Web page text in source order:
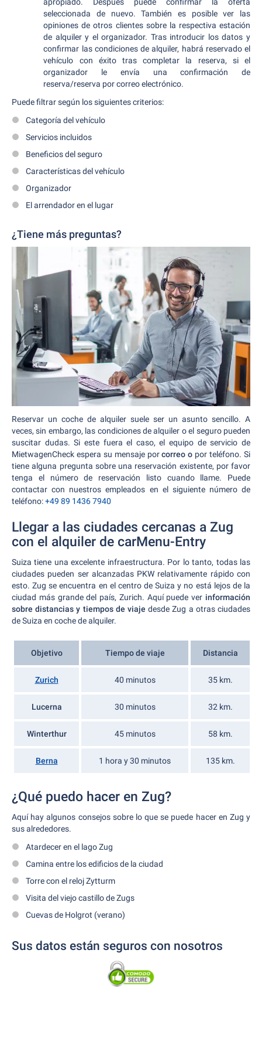
seleccionada de nuevo. También es posible ver las
opiniones de otros clientes sobre la respectiva estación
de alquiler y el organizador. Tras introducir los datos y
confirmar las condiciones de alquiler, habrá reservado el
vehículo con éxito tras completar la reserva, si el
organizador le envía una confirmación de
reserva/reserva por correo electrónico.
Puede filtrar según los siguientes criterios:
Categoría del vehículo
Servicios incluidos
Beneficios del seguro
Características del vehículo
Organizador
El arrendador en el lugar
¿Tiene más preguntas?
Reservar un coche de alquiler suele ser un asunto sencillo. A
veces, sin embargo, las condiciones de alquiler o el seguro pueden
suscitar dudas. Si este fuera el caso, el equipo de servicio de
MietwagenCheck espera su mensaje porcorreo o por teléfono. Si
tiene alguna pregunta sobre una reservación existente, por favor
tenga el número de reservación listo cuando llame. Puede
contactar con nuestros empleados en el siguiente número de
teléfono:+49 89 1436 7940
Llegar a las ciudades cercanas a Zug
con el alquiler de carMenu-Entry
Suiza tiene una excelente infraestructura. Por lo tanto, todas las
ciudades pueden ser alcanzadas PKW relativamente rápido con
esto. Zug se encuentra en el centro de Suiza y no está lejos de la
ciudad más grande del país, Zurich. Aquí puede ver información
sobre distancias y tiempos de viaje desde Zug a otras ciudades
de Suiza en coche de alquiler.
Objetivo Tiempo de viaje Distancia
Zurich 40 minutos 35 km.
Lucerna 30 minutos 32 km.
Winterthur 45 minutos 58 km.
Berna 1 hora y 30 minutos 135 km.
¿Qué puedo hacer en Zug?
Aquí hay algunos consejos sobre lo que se puede hacer en Zug y
sus alrededores.
Atardecer en el lago Zug
Camina entre los edificios de la ciudad
Torre con el reloj Zytturm
Visita del viejo castillo de Zugs
Cuevas de Holgrot (verano)
Sus datos están seguros con nosotros